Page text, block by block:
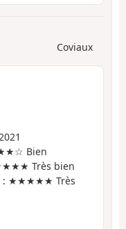
Coviaux
Bien
Très bien
: ★★★★★ Très